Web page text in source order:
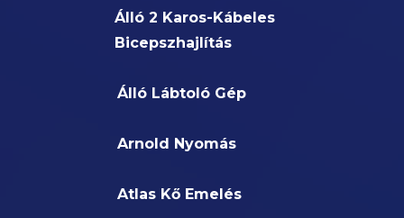
Álló 2 Karos-Kábeles
Bicepszhajlítás
Álló Lábtoló Gép
Arnold Nyomás
Atlas Kő Emelés